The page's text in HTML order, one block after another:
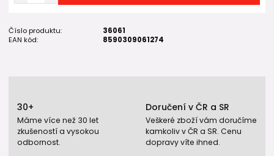
Číslo produktu:
36061
EAN kód:
8590309061274
30+
Máme více než 30 let
zkušeností a vysokou
odbornost.
Doručení v ČR a SR
Veškeré zboží vám doručíme
kamkoliv v ČR a SR. Cenu
dopravy víte ihned.